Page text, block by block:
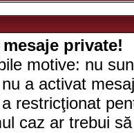
private!
motive: nu
a activat
restricţionat
caz ar trebui